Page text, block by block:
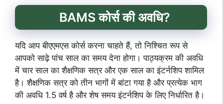
BAMS कोर्स की अवधि?
यदि आप बीएएमएस कोर्स करना चाहते हैं, तो निश्चित रूप से
आपको साढ़े पांच साल का समय देना होगा। पाठ्यक्रम की अवधि
में चार साल का शैक्षणिक सत्र और एक साल का इंटर्नशिप शामिल
है। शैक्षणिक सत्र को तीन भागों में बांटा गया है और प्रत्येक भाग
की अवधि 1.5 वर्ष है और शेष समय इंटर्नशिप के लिए निर्धारित है।